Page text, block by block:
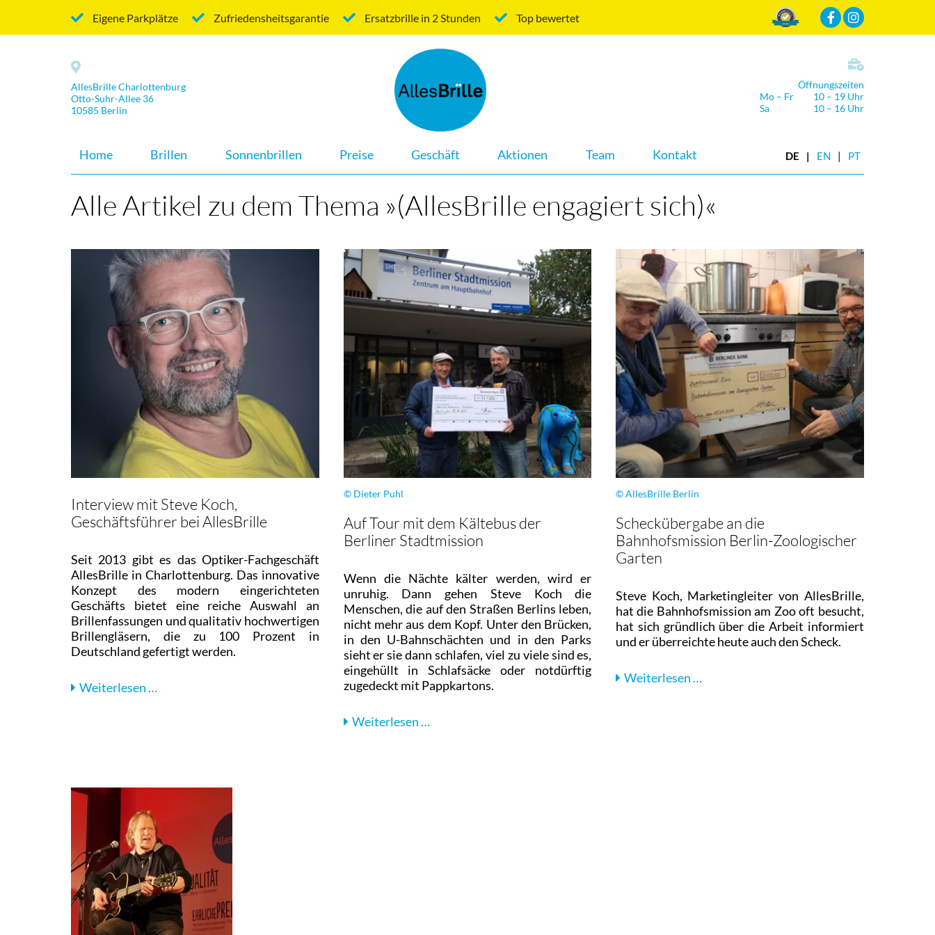
Eigene Parkplätze Zufriedensheitsgarantie Ersatzbrille in 2 Stunden Top bewertet Mehr Infos
AllesBrille Charlottenburg
Otto-Suhr-Allee 36
10585 Berlin
Öffnungszeiten
Mo – Fr
10 – 19 Uhr
Sa
10 – 16 Uhr
Navigation
Home Brillen Sonnenbrillen Preise Geschäft Aktionen Team Kontakt DE EN PT
Alle Artikel zu dem Thema »(AllesBrille engagiert sich)«
Interview mit Steve Koch,
Geschäftsführer bei AllesBrille
Seit 2013 gibt es das Optiker-Fachgeschäft
AllesBrille in Charlottenburg. Das innovative
Konzept des modern eingerichteten
Geschäfts bietet eine reiche Auswahl an
Brillenfassungen und qualitativ hochwertigen
Brillengläsern, die zu 100 Prozent in
Deutschland gefertigt werden.
Weiterlesen …
© Dieter Puhl
Auf Tour mit dem Kältebus der
Berliner Stadtmission
Wenn die Nächte kälter werden, wird er
unruhig. Dann gehen Steve Koch die
Menschen, die auf den Straßen Berlins leben,
nicht mehr aus dem Kopf. Unter den Brücken,
in den U-Bahnschächten und in den Parks
sieht er sie dann schlafen, viel zu viele sind es,
eingehüllt in Schlafsäcke oder notdürftig
zugedeckt mit Pappkartons.
Weiterlesen …
© AllesBrille Berlin
Scheckübergabe an die
Bahnhofsmission Berlin-Zoologischer
Garten
Steve Koch, Marketingleiter von AllesBrille,
hat die Bahnhofsmission am Zoo oft besucht,
hat sich gründlich über die Arbeit informiert
und er überreichte heute auch den Scheck.
Weiterlesen …